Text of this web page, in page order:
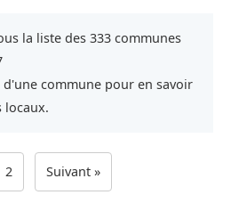
la liste des 333 communes
commune pour en savoir
locaux.
2 Suivant »